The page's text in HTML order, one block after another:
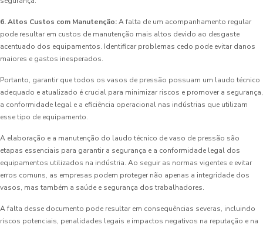
6. Altos Custos com Manutenção:A falta de um acompanhamento regular
pode resultar em custos de manutenção mais altos devido ao desgaste
acentuado dos equipamentos. Identificar problemas cedo pode evitar danos
maiores e gastos inesperados.
Portanto, garantir que todos os vasos de pressão possuam um laudo técnico
adequado e atualizado é crucial para minimizar riscos e promover a segurança,
a conformidade legal e a eficiência operacional nas indústrias que utilizam
esse tipo de equipamento.
A elaboração e a manutenção do laudo técnico de vaso de pressão são
etapas essenciais para garantir a segurança e a conformidade legal dos
equipamentos utilizados na indústria. Ao seguir as normas vigentes e evitar
erros comuns, as empresas podem proteger não apenas a integridade dos
vasos, mas também a saúde e segurança dos trabalhadores.
A falta desse documento pode resultar em consequências severas, incluindo
riscos potenciais, penalidades legais e impactos negativos na reputação e na